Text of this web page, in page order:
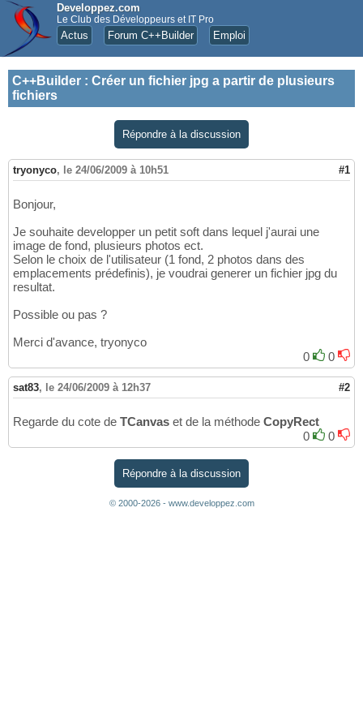
Developpez.com
Le Club des Développeurs et IT Pro
Actus Forum C++Builder Emploi
C++Builder : Créer un fichier jpg a partir de plusieurs
fichiers
Répondre à la discussion
tryonyco, le 24/06/2009 à 10h51 #1
Bonjour,
Je souhaite developper un petit soft dans lequel j'aurai une
image de fond, plusieurs photos ect.
Selon le choix de l'utilisateur (1 fond, 2 photos dans des
emplacements prédefinis), je voudrai generer un fichier jpg du
resultat.
Possible ou pas ?
Merci d'avance, tryonyco
0
0
sat83, le 24/06/2009 à 12h37 #2
Regarde du cote de TCanvas et de la méthode CopyRect
0
0
Répondre à la discussion
© 2000-2026 - www.developpez.com